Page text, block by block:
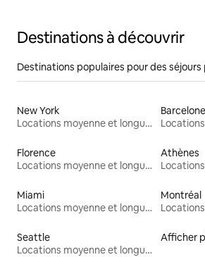
Destinations à découvrir
Destinations populaires pour des séjours
New York
Locations moyenne et longue durée
Barcelone
Florence
Locations moyenne et longue durée
Athènes
Miami
Locations moyenne et longue durée
Montréal
Seattle
Locations moyenne et longue durée
Afficher